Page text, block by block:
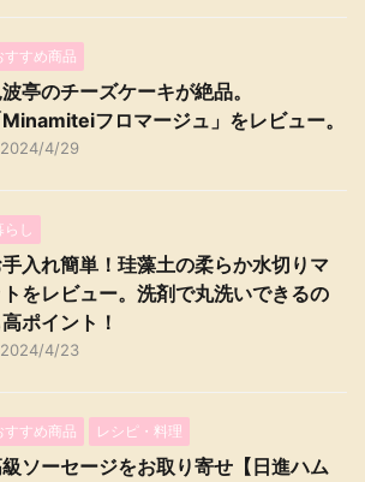
すすめ商品
波亭のチーズケーキが絶品。
Minamiteiフロマージュ」をレビュー。
2024/4/29
らし
入れ簡単！珪藻土の柔らか水切りマ
トをレビュー。洗剤で丸洗いできるの
高ポイント！
2024/4/23
すすめ商品 レシピ・料理
ソーセージをお取り寄せ【日進ハム